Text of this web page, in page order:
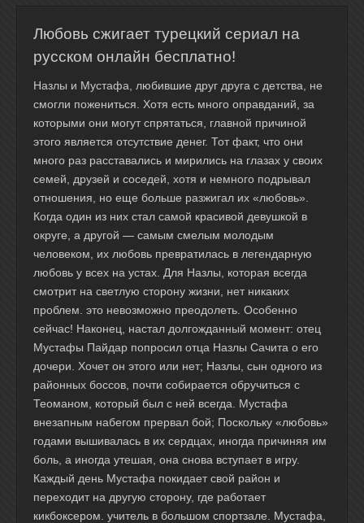
Любовь сжигает турецкий сериал на
русском онлайн бесплатно!
Назлы и Мустафа, любившие друг друга с детства, не
смогли пожениться. Хотя есть много оправданий, за
которыми они могут спрятаться, главной причиной
этого является отсутствие денег. Тот факт, что они
много раз расставались и мирились на глазах у своих
семей, друзей и соседей, хотя и немного подрывал
отношения, но еще больше разжигал их «любовь».
Когда один из них стал самой красивой девушкой в
округе, а другой — самым смелым молодым
человеком, их любовь превратилась в легендарную
любовь у всех на устах. Для Назлы, которая всегда
смотрит на светлую сторону жизни, нет никаких
проблем. это невозможно преодолеть. Особенно
сейчас! Наконец, настал долгожданный момент: отец
Мустафы Пайдар попросил отца Назлы Сачита о его
дочери. Хочет он этого или нет; Назлы, сын одного из
районных боссов, почти собирается обручиться с
Теоманом, который был с ней всегда. Мустафа
внезапным набегом прервал бой; Поскольку «любовь»
годами вышивалась в их сердцах, иногда причиняя им
боль, а иногда утешая, она снова вступает в игру.
Каждый день Мустафа покидает свой район и
переходит на другую сторону, где работает
кикбоксером. учитель в большом спортзале. Мустафа,